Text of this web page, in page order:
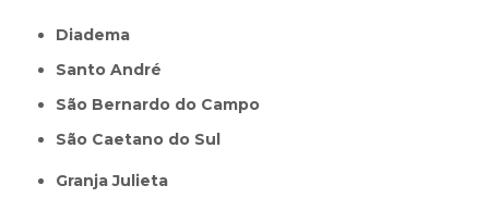
Diadema
Santo André
São Bernardo do Campo
São Caetano do Sul
Granja Julieta